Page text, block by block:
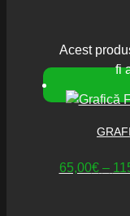
Acest
fi
65,00€ –